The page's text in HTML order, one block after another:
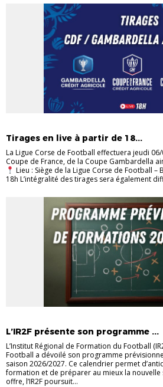
Tirages en live à partir de 18...
La Ligue Corse de Football effectuera jeudi
Coupe de France, de la Coupe Gambardella
Lieu : Siège de la Ligue Corse de Football
18h L’intégralité des tirages sera également
L’IR2F présente son programme ...
L’Institut Régional de Formation du Football
Football a dévoilé son programme
saison 2026/2027. Ce calendrier permet
formation et de préparer au mieux la nouvelle
offre, l’IR2F poursuit...